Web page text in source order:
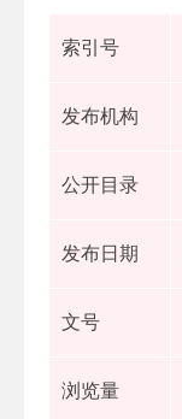
索引号
发布机构
公开目录
发布日期
文号
浏览量